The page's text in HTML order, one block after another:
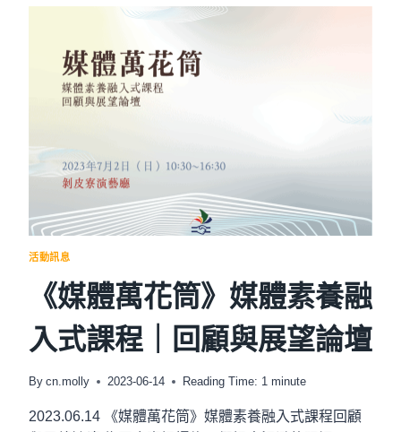
查
戰
賽
活動訊息
《媒體萬花筒》媒體素養融
入式課程｜回顧與展望論壇
By cn.molly 2023-06-14 Reading Time: 1minute
2023.06.14 《媒體萬花筒》媒體素養融入式課程回顧